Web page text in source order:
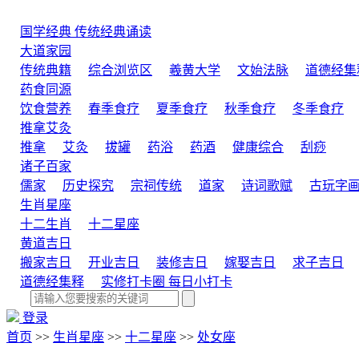
国学经典 传统经典诵读
大道家园
传统典籍
综合浏览区 羲黄大学 文始法脉
道德经集
药食同源
饮食营养
春季食疗 夏季食疗 秋季食疗 冬季食疗
推拿艾灸
推拿
艾灸 拔罐 药浴 药酒 健康综合
刮痧
诸子百家
儒家
历史探究 宗祠传统 道家 诗词歌赋 古玩字画
生肖星座
十二生肖
十二星座
黄道吉日
搬家吉日
开业吉日 装修吉日 嫁娶吉日
求子吉日
道德经集释
实修打卡圈 每日小打卡
登录
首页 >> 生肖星座 >> 十二星座 >> 处女座